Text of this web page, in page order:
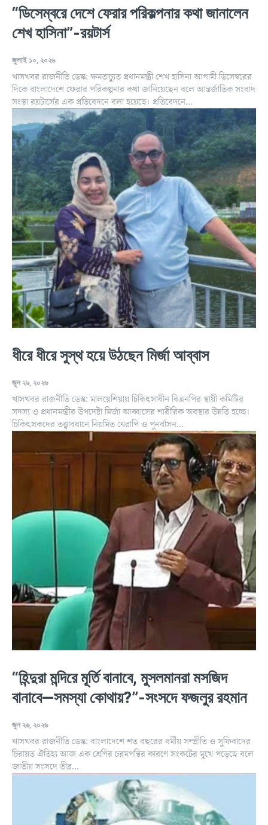
“ডিসেম্বরে দেশে ফেরার পরিকল্পনার কথা জানালেন
শেখ হাসিনা”-রয়টার্স
জুলাই ১০, ২০২৬
খাসখবর রাজনীতি ডেস্ক: ক্ষমতাচ্যুত প্রধানমন্ত্রী শেখ হাসিনা আগামী ডিসেম্বরের
দিকে বাংলাদেশে ফেরার পরিকল্পনার কথা জানিয়েছেন বলে আন্তর্জাতিক সংবাদ
সংস্থা রয়টার্সের এক প্রতিবেদনে বলা হয়েছে। প্রতিবেদনে...
ধীরে ধীরে সুস্থ হয়ে উঠছেন মির্জা আব্বাস
জুন ২৯, ২০২৬
খাসখবর রাজনীতি ডেস্ক: মালয়েশিয়ায় চিকিৎসাধীন বিএনপির স্থায়ী কমিটির
সদস্য ও প্রধানমন্ত্রীর উপদেষ্টা মির্জা আব্বাসের শারীরিক অবস্থার উন্নতি হচ্ছে।
চিকিৎসকদের তত্ত্বাবধানে নিয়মিত থেরাপি ও পুনর্বাসন...
“হিন্দুরা মন্দিরে মূর্তি বানাবে, মুসলমানরা মসজিদ
বানাবে—সমস্যা কোথায়?”-সংসদে ফজলুর রহমান
জুন ২৬, ২০২৬
খাসখবর রাজনীতি ডেস্ক: বাংলাদেশে শত বছরের ধর্মীয় সম্প্রীতি ও সুফিবাদের
চিরায়ত ঐতিহ্য আজ এক শ্রেণির চরমপন্থির কারণে সংকটের মুখে পড়েছে বলে
জাতীয় সংসদে তীব্র...